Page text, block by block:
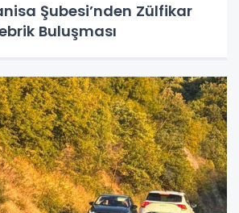
Şubesi’nden Zülfikar
Buluşması